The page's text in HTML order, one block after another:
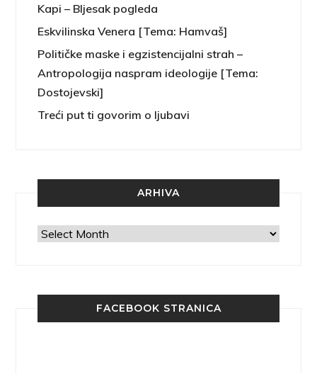
Kapi – Bljesak pogleda
Eskvilinska Venera [Tema: Hamvaš]
Političke maske i egzistencijalni strah –
Antropologija naspram ideologije [Tema:
Dostojevski]
Treći put ti govorim o ljubavi
ARHIVA
Arhiva
FACEBOOK STRANICA